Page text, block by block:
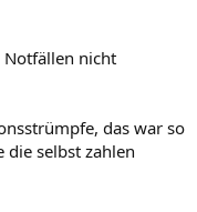
Notfällen nicht
das war so
die selbst zahlen